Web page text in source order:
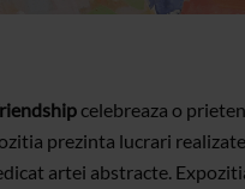
celebreaza o
prezinta lucrari
artei abstracte.